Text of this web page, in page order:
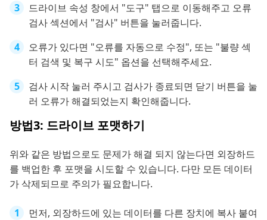
드라이브 속성 창에서 "도구" 탭으로 이동해주고 오류
검사 섹션에서 "검사" 버튼을 눌러줍니다.
오류가 있다면 "오류를 자동으로 수정", 또는 "불량 섹
터 검색 및 복구 시도" 옵션을 선택해주세요.
검사 시작 눌러 주시고 검사가 종료되면 닫기 버튼을 눌
러 오류가 해결되었는지 확인해줍니다.
방법3: 드라이브 포맷하기
위와 같은 방법으로도 문제가 해결 되지 않는다면 외장하드
를 백업한 후 포맷을 시도할 수 있습니다. 다만 모든 데이터
가 삭제되므로 주의가 필요합니다.
먼저, 외장하드에 있는 데이터를 다른 장치에 복사 붙여